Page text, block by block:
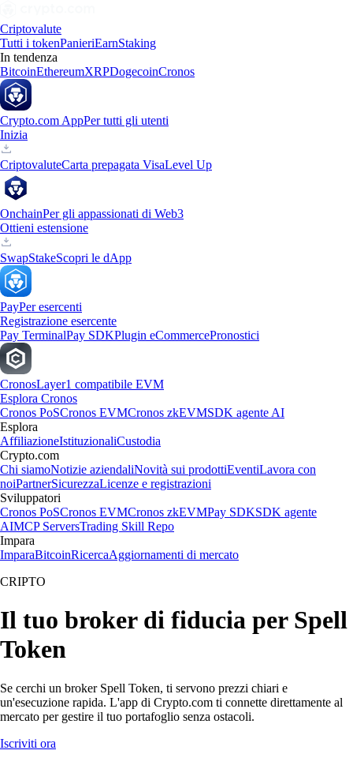
Criptovalute
Tutti i tokenPanieriEarnStaking
In tendenza
BitcoinEthereumXRPDogecoinCronos
Crypto.com AppPer tutti gli utenti
Inizia
CriptovaluteCarta prepagata VisaLevel Up
OnchainPer gli appassionati di Web3
Ottieni estensione
SwapStakeScopri le dApp
PayPer esercenti
Registrazione esercente
Pay TerminalPay SDKPlugin eCommercePronostici
CronosLayer1 compatibile EVM
Esplora Cronos
Cronos PoSCronos EVMCronos zkEVMSDK agente AI
Esplora
AffiliazioneIstituzionaliCustodia
Crypto.com
Chi siamoNotizie aziendaliNovità sui prodottiEventiLavora con
noiPartnerSicurezzaLicenze e registrazioni
Sviluppatori
Cronos PoSCronos EVMCronos zkEVMPay SDKSDK agente
AIMCP ServersTrading Skill Repo
Impara
ImparaBitcoinRicercaAggiornamenti di mercato
CRIPTO
Il tuo broker di fiducia per Spell
Token
Se cerchi un broker Spell Token, ti servono prezzi chiari e
un'esecuzione rapida. L'app di Crypto.com ti connette direttamente al
mercato per gestire il tuo portafoglio senza ostacoli.
Iscriviti ora